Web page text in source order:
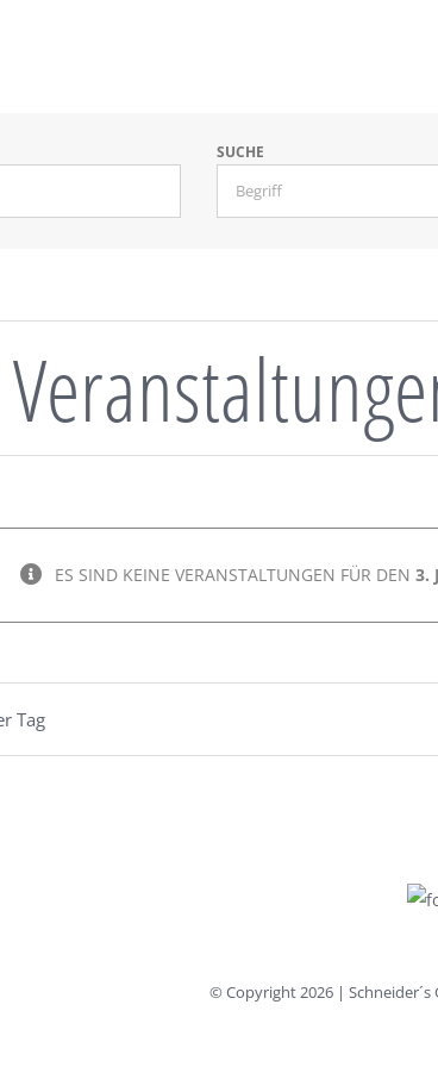
SUCHE
ES SIND KEINE VERANSTALTUNGEN FÜR DEN 3.
Tag
© Copyright2026 |